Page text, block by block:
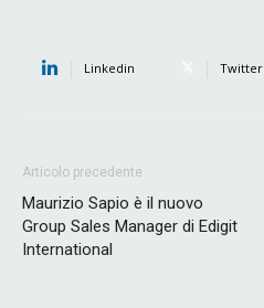
Linkedin Twitter
Articolo precedente
Maurizio Sapio è il nuovo
Group Sales Manager di Edigit
International